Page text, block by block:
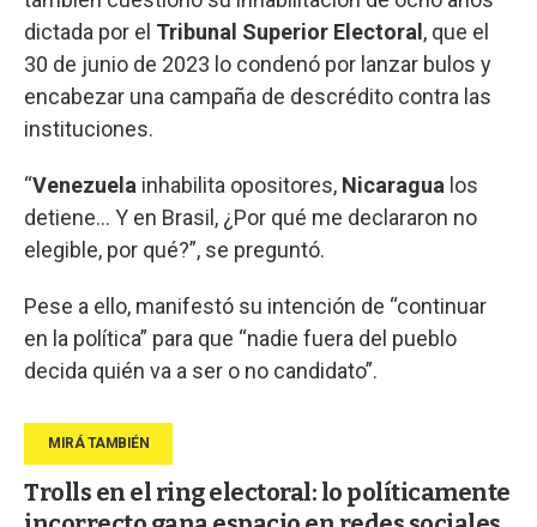
dictada por el Tribunal Superior Electoral , que el
30 de junio de 2023 lo condenó por lanzar bulos y
encabezar una campaña de descrédito contra las
instituciones.
“Venezuela inhabilita opositores, Nicaragua los
detiene... Y en Brasil, ¿Por qué me declararon no
elegible, por qué?”, se preguntó.
Pese a ello, manifestó su intención de “continuar
en la política” para que “nadie fuera del pueblo
decida quién va a ser o no candidato”.
Trolls en el ring electoral: lo políticamente